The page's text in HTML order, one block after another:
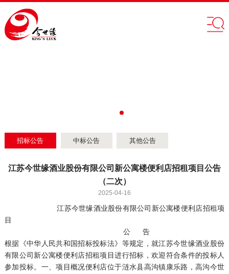
招标公告 中标公告 其他公告
​江苏今世缘酒业股份有限公司新公寓楼便利店招租项目公告
（二次）
2025-04-16
江苏今世缘酒业股份有限公司新公寓楼便利店招租项
目
公 告
根据《中华人民共和国招标投标法》等规定，就江苏今世缘酒业股份
有限公司新公寓楼便利店招租项目进行招标，欢迎符合条件的投标人
参加投标。一、项目概况便利店位于涟水县高沟镇康乐路，高沟今世